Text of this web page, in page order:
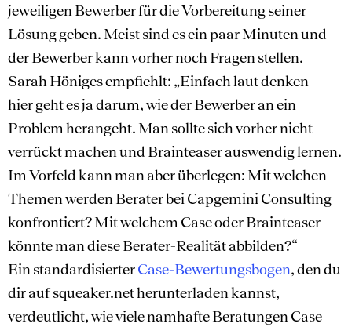
jeweiligen Bewerber für die Vorbereitung seiner
Lösung geben. Meist sind es ein paar Minuten und
der Bewerber kann vorher noch Fragen stellen.
Sarah Höniges empfiehlt: „Einfach laut denken –
hier geht es ja darum, wie der Bewerber an ein
Problem herangeht. Man sollte sich vorher nicht
verrückt machen und Brainteaser auswendig lernen.
Im Vorfeld kann man aber überlegen: Mit welchen
Themen werden Berater bei Capgemini Consulting
konfrontiert? Mit welchem Case oder Brainteaser
könnte man diese Berater-Realität abbilden?“
Ein standardisierterCase-Bewertungsbogen, den du
dir auf squeaker.net herunterladen kannst,
verdeutlicht, wie viele namhafte Beratungen Case